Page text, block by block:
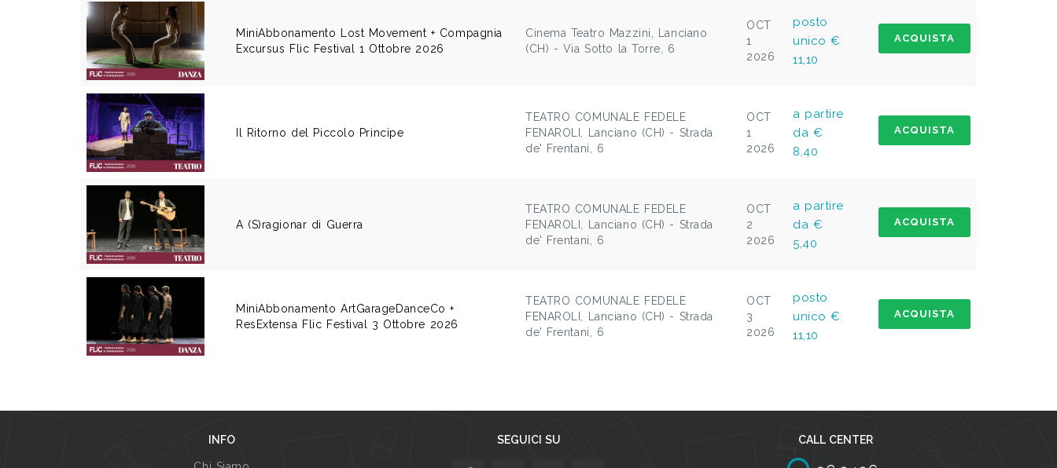
MiniAbbonamento Lost Movement + Compagnia
Excursus Flic Festival 1 Ottobre 2026
Cinema Teatro Mazzini, Lanciano
(CH) - Via Sotto la Torre, 6
OCT
1
2026
posto
unico €
11,10
ACQUISTA
Il Ritorno del Piccolo Principe
TEATRO COMUNALE FEDELE
FENAROLI, Lanciano (CH) - Strada
de' Frentani, 6
OCT
1
2026
a partire
da €
8,40
ACQUISTA
A (S)ragionar di Guerra
TEATRO COMUNALE FEDELE
FENAROLI, Lanciano (CH) - Strada
de' Frentani, 6
OCT
2
2026
a partire
da €
5,40
ACQUISTA
MiniAbbonamento ArtGarageDanceCo +
ResExtensa Flic Festival 3 Ottobre 2026
TEATRO COMUNALE FEDELE
FENAROLI, Lanciano (CH) - Strada
de' Frentani, 6
OCT
3
2026
posto
unico €
11,10
ACQUISTA
INFO SEGUICI SU CALL CENTER